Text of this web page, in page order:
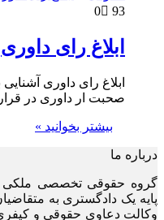
0
93
ابلاغ رای داوری
ابلاغ رای داوری
صحبت ار داوری در
بیشتر بخوانید »
درباره ما
گروه حقوقی تخصصی ملکی
پایه یک دادگستری به
وکالت دعاوی حقوقی و